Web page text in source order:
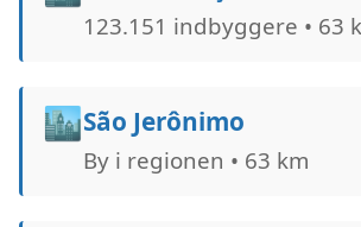
123.151 indbyggere • 63
🏙️São Jerônimo
By i regionen • 63 km